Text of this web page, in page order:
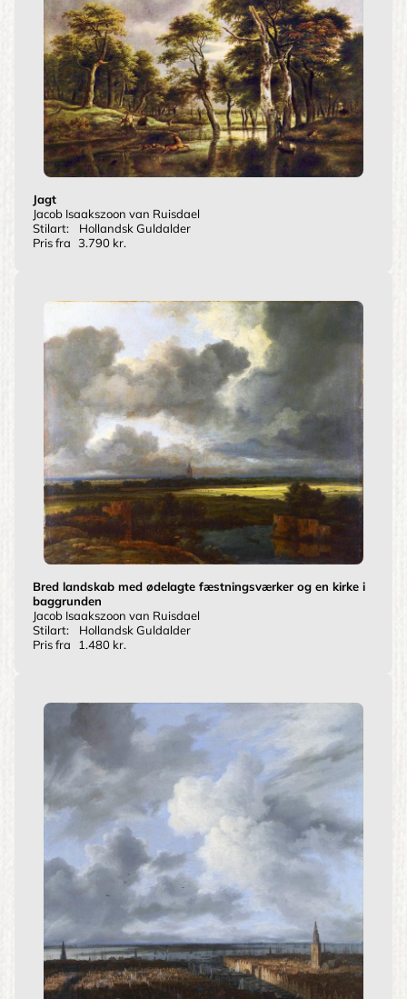
Jagt
Jacob Isaakszoon van Ruisdael
Stilart:
Hollandsk Guldalder
Pris fra 3.790 kr.
Bred landskab med ødelagte fæstningsværker og en kirke i
baggrunden
Jacob Isaakszoon van Ruisdael
Stilart:
Hollandsk Guldalder
Pris fra
1.480 kr.